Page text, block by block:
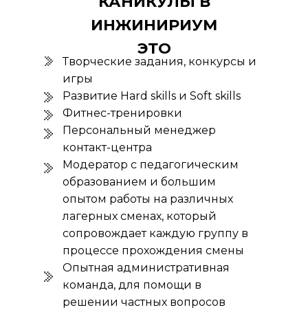
ИНЖИНИРИУМ
ЭТО
Творческие задания, конкурсы и
игры
Развитие Hard skills и Soft skills
Фитнес-тренировки
Персональный менеджер
контакт-центра
Модератор с педагогическим
образованием и большим
опытом работы на различных
лагерных сменах, который
сопровождает каждую группу в
процессе прохождения смены
Опытная административная
команда, для помощи в
решении частных вопросов